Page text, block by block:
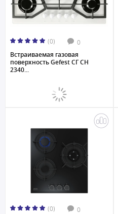
(0) 0
Встраиваемая газовая
поверхность Gefest СГ СН
2340...
(0) 0